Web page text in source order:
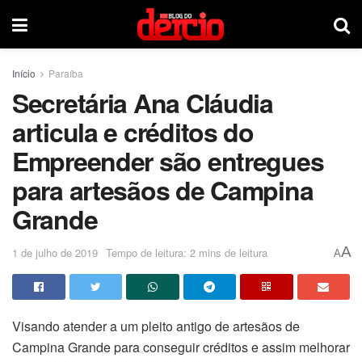
Início Paraíba
Secretária Ana Cláudia
articula e créditos do
Empreender são entregues
para artesãos de Campina
Grande
1 de julho de 2019 Tempo de leitura: 2 mins de leitura AA
Visando atender a um pleito antigo de artesãos de
Campina Grande para conseguir créditos e assim melhorar